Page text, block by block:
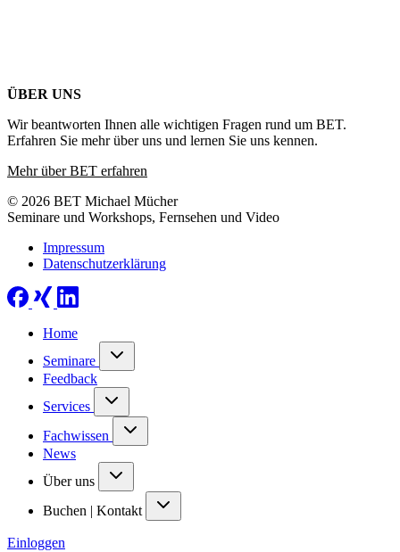
ÜBER UNS
Wir beantworten Ihnen alle wichtigen Fragen rund um BET.
Erfahren Sie mehr über uns und lernen Sie uns kennen.
Mehr über BET erfahren
© 2026 BET Michael Mücher
Seminare und Workshops, Fernsehen und Video
Impressum
Datenschutzerklärung
Home
Seminare
Feedback
Services
Fachwissen
News
Über uns
Buchen | Kontakt
Einloggen